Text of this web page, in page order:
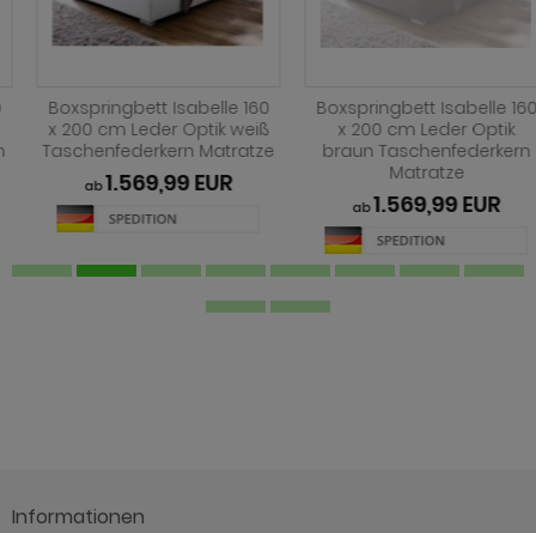
Boxspringbett Isabelle 160
x 200 cm Leder Optik weiß
Taschenfederkern Matratze
1.569,99 EUR
Boxspringbett Isabelle 160
x 200 cm Leder Optik
braun Taschenfederkern
Matratze
1.569,99 EUR
Informationen